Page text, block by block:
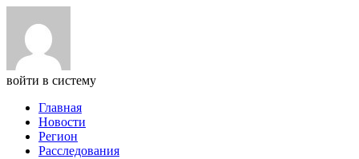
войти в систему
Главная
Новости
Регион
Расследования